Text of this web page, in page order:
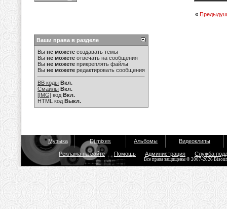
«
Ваши права в разделе
Вы не можете создавать темы
Вы не можете отвечать на сообщения
Вы не можете прикреплять файлы
Вы не можете редактировать сообщения
BB коды Вкл.
Смайлы Вкл.
[IMG] код Вкл.
HTML код Выкл.
Музыка Dj mixes Альбомы Видеоклипы
Реклама на сайте Помощь Администрация Служба
Все права защищены © 2007-2026